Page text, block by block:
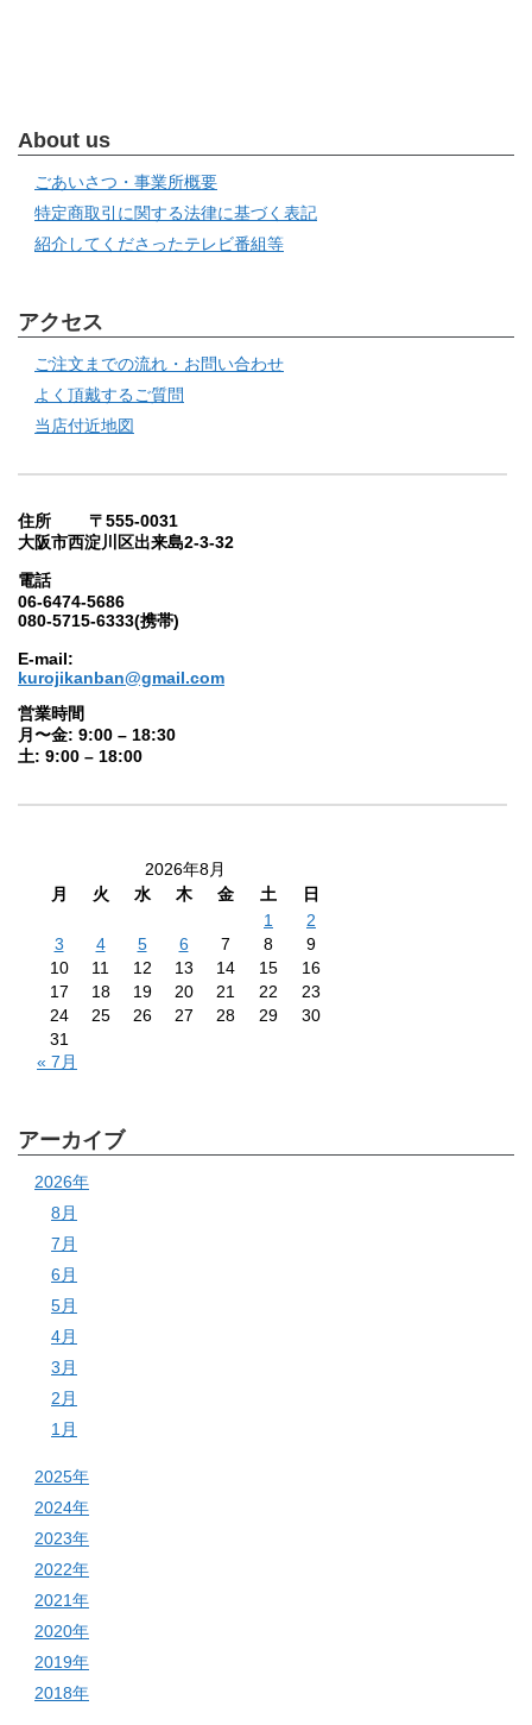
About us
ごあいさつ・事業所概要
特定商取引に関する法律に基づく表記
紹介してくださったテレビ番組等
アクセス
ご注文までの流れ・お問い合わせ
よく頂戴するご質問
当店付近地図
住所 〒555-0031
大阪市西淀川区出来島2-3-32
電話
06-6474-5686
080-5715-6333(携帯)
E-mail:
kurojikanban@gmail.com
営業時間
月〜金: 9:00 – 18:30
土: 9:00 – 18:00
2026年8月
月
火 水 木 金 土
日
1
2
3
4 5 6 7 8
9
10
11 12 13 14 15
16
17
18 19 20 21 22
23
24
25 26 27 28 29
30
31
« 7月
アーカイブ
2026年
8月
7月
6月
5月
4月
3月
2月
1月
2025年
2024年
2023年
2022年
2021年
2020年
2019年
2018年